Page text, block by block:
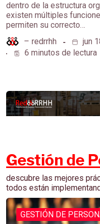
dentro de la estructura
existen múltiples
permiten su correcto…
– redrrhh
jun
6 minutos de lectura
Gestión de
descubre las mejores
todos están
GESTIÓN DE